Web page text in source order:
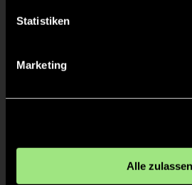
Statistiken
Marketing
Alle zulassen
TOR 1:0, FELDTOR